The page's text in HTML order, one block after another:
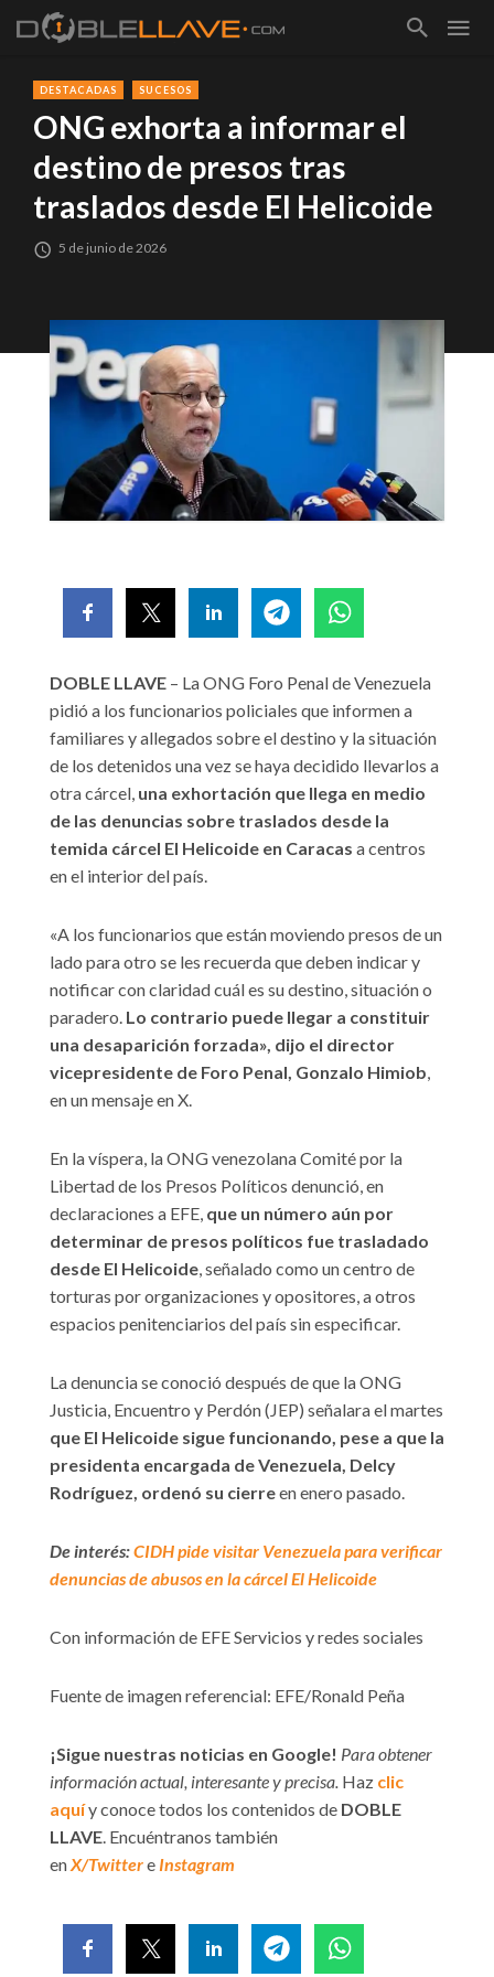
DESTACADAS SUCESOS
ONG exhorta a informar el
destino de presos tras
traslados desde El Helicoide
5 de junio de 2026
DOBLE LLAVE – La ONG Foro Penal de Venezuela
pidió a los funcionarios policiales que informen a
familiares y allegados sobre el destino y la situación
de los detenidos una vez se haya decidido llevarlos a
otra cárcel, una exhortación que llega en medio
de las denuncias sobre traslados desde la
temida cárcel El Helicoide en Caracas a centros
en el interior del país.
«A los funcionarios que están moviendo presos de un
lado para otro se les recuerda que deben indicar y
notificar con claridad cuál es su destino, situación o
paradero. Lo contrario puede llegar a constituir
una desaparición forzada», dijo el director
vicepresidente de Foro Penal, Gonzalo Himiob
en un mensaje en X.
En la víspera, la ONG venezolana Comité por la
Libertad de los Presos Políticos denunció, en
declaraciones a EFE, que un número aún por
determinar de presos políticos fue trasladado
desde El Helicoide , señalado como un centro de
torturas por organizaciones y opositores, a otros
espacios penitenciarios del país sin especificar.
La denuncia se conoció después de que la ONG
Justicia, Encuentro y Perdón (JEP) señalara el martes
que El Helicoide sigue funcionando, pese a que la
presidenta encargada de Venezuela, Delcy
Rodríguez, ordenó su cierreen enero pasado.
De interés:CIDH pide visitar Venezuela para verificar
denuncias de abusos en la cárcel El Helicoide
Con información de EFE Servicios y redes sociales
Fuente de imagen referencial: EFE/Ronald Peña
¡Sigue nuestras noticias en Google! Para obtener
información actual, interesante y precisa. Haz clic
aquíy conoce todos los contenidos de DOBLE
LLAVE . Encuéntranos también
en X/Twittere Instagram